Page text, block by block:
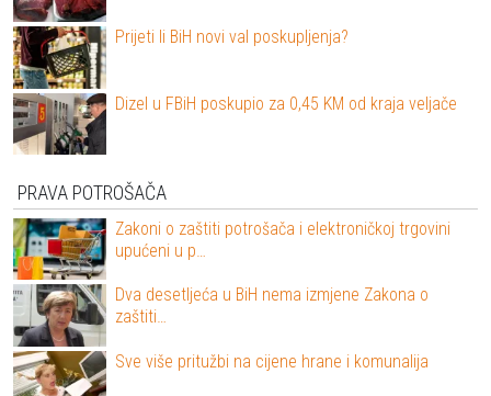
Prijeti li BiH novi val poskupljenja?
Dizel u FBiH poskupio za 0,45 KM od kraja veljače
PRAVA POTROŠAČA
Zakoni o zaštiti potrošača i elektroničkoj trgovini
upućeni u p…
Dva desetljeća u BiH nema izmjene Zakona o
zaštiti…
Sve više pritužbi na cijene hrane i komunalija